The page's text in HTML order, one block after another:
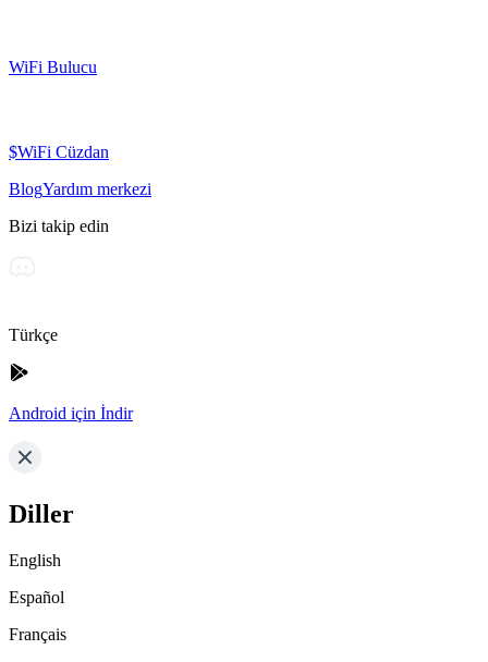
WiFi Bulucu
$WiFi Cüzdan
BlogYardım merkezi
Bizi takip edin
Türkçe
Android için İndir
Diller
English
Español
Français